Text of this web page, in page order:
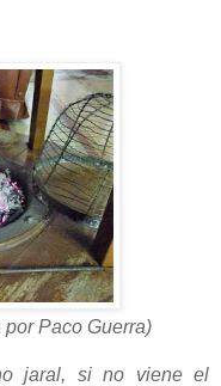
Paco Guerra)
jaral, si no viene el